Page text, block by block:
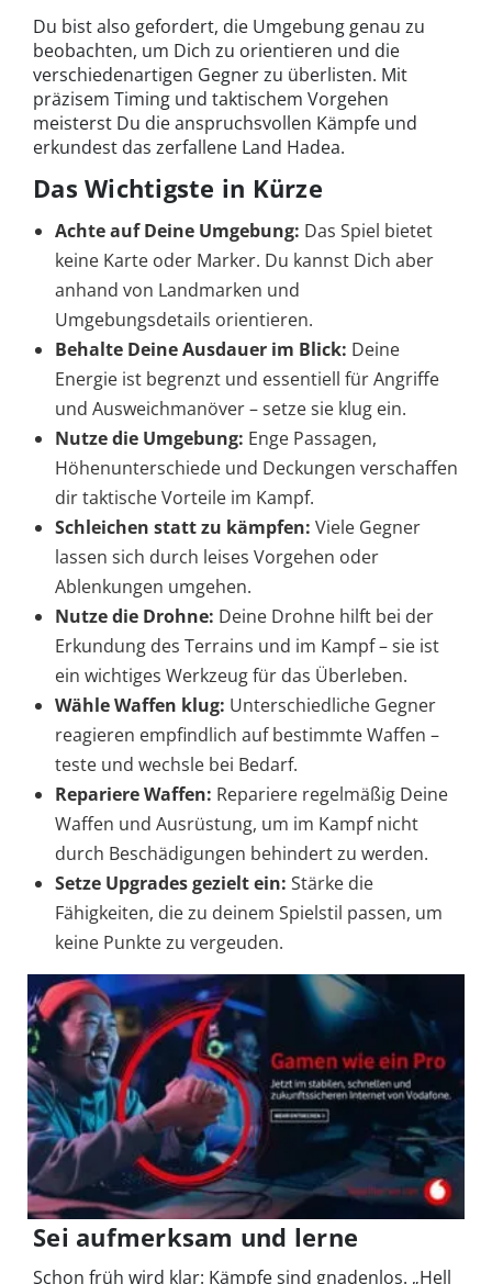
Du bist also gefordert, die Umgebung genau zu
beobachten, um Dich zu orientieren und die
verschiedenartigen Gegner zu überlisten. Mit
präzisem Timing und taktischem Vorgehen
meisterst Du die anspruchsvollen Kämpfe und
erkundest das zerfallene Land Hadea.
Das Wichtigste in Kürze
Achte auf Deine Umgebung: Das Spiel bietet
keine Karte oder Marker. Du kannst Dich aber
anhand von Landmarken und
Umgebungsdetails orientieren.
Behalte Deine Ausdauer im Blick: Deine
Energie ist begrenzt und essentiell für Angriffe
und Ausweichmanöver – setze sie klug ein.
Nutze die Umgebung: Enge Passagen,
Höhenunterschiede und Deckungen verschaffen
dir taktische Vorteile im Kampf.
Schleichen statt zu kämpfen: Viele Gegner
lassen sich durch leises Vorgehen oder
Ablenkungen umgehen.
Nutze die Drohne: Deine Drohne hilft bei der
Erkundung des Terrains und im Kampf – sie ist
ein wichtiges Werkzeug für das Überleben.
Wähle Waffen klug: Unterschiedliche Gegner
reagieren empfindlich auf bestimmte Waffen –
teste und wechsle bei Bedarf.
Repariere Waffen: Repariere regelmäßig Deine
Waffen und Ausrüstung, um im Kampf nicht
durch Beschädigungen behindert zu werden.
Setze Upgrades gezielt ein: Stärke die
Fähigkeiten, die zu deinem Spielstil passen, um
keine Punkte zu vergeuden.
Sei aufmerksam und lerne
Schon früh wird klar: Kämpfe sind gnadenlos. „Hell